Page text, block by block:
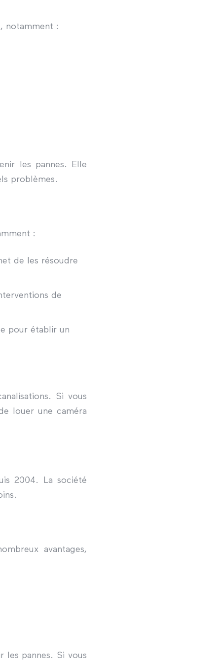
notamment :
les pannes. Elle
problèmes.
:
de les résoudre
de
pour établir un
Si vous
louer une caméra
2004. La société
avantages,
les pannes. Si vous